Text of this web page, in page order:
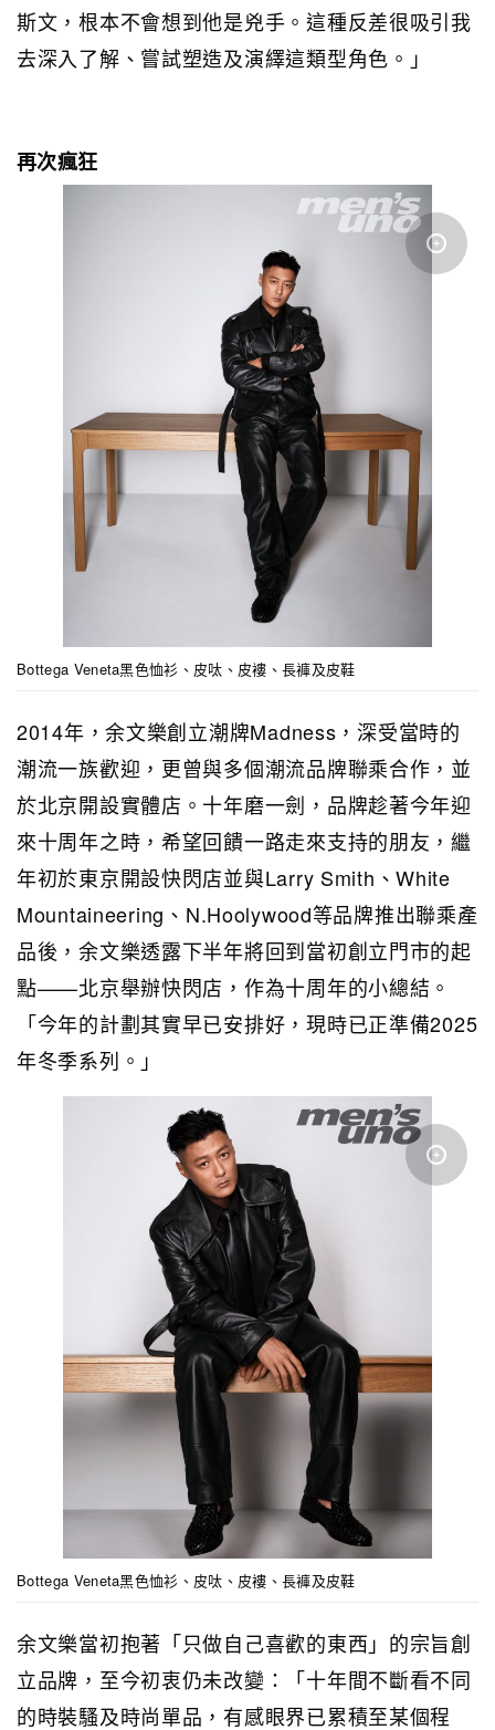
斯文，根本不會想到他是兇手。這種反差很吸引我
去深入了解、嘗試塑造及演繹這類型角色。」
再次瘋狂
Bottega Veneta黑色恤衫、皮呔、皮褸、長褲及皮鞋
2014年，余文樂創立潮牌Madness，深受當時的
潮流一族歡迎，更曾與多個潮流品牌聯乘合作，並
於北京開設實體店。十年磨一劍，品牌趁著今年迎
來十周年之時，希望回饋一路走來支持的朋友，繼
年初於東京開設快閃店並與Larry Smith、White
Mountaineering、N.Hoolywood等品牌推出聯乘產
品後，余文樂透露下半年將回到當初創立門市的起
點——北京舉辦快閃店，作為十周年的小總結。
「今年的計劃其實早已安排好，現時已正準備2025
年冬季系列。」
Bottega Veneta黑色恤衫、皮呔、皮褸、長褲及皮鞋
余文樂當初抱著「只做自己喜歡的東西」的宗旨創
立品牌，至今初衷仍未改變：「十年間不斷看不同
的時裝騷及時尚單品，有感眼界已累積至某個程